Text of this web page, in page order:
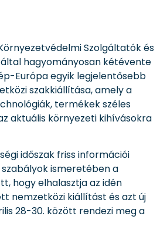
Környezetvédelmi Szolgáltatók és
hagyományosan kétévente
Európa egyik legjelentősebb
szakkiállítása, amely a
termékek széles
aktuális környezeti kihívásokra
időszak friss információi
ismeretében a
hogy elhalasztja az idén
nemzetközi kiállítást és azt új
28-30. között rendezi meg a